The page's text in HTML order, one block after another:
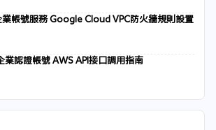
業帳號服務 Google Cloud VPC防火牆規則設置
業認證帳號 AWS API接口調用指南